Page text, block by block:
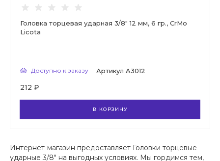
Головка торцевая ударная 3/8" 12 мм, 6 гр., CrMo
Licota
Доступно к заказу Артикул A3012
212 ₽
В КОРЗИНУ
Интернет-магазин предоставляет Головки торцевые
ударные 3/8" на выгодных условиях. Мы гордимся тем,